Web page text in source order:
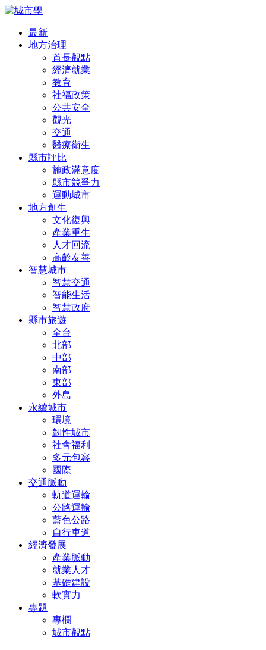
最新
地方治理
首長觀點
經濟就業
教育
社福政策
公共安全
觀光
交通
醫療衛生
縣市評比
施政滿意度
縣市競爭力
運動城市
地方創生
文化復興
產業重生
人才回流
高齡友善
智慧城市
智慧交通
智能生活
智慧政府
縣市旅遊
全台
北部
中部
南部
東部
外島
永續城市
環境
韌性城市
社會福利
多元包容
國際
交通脈動
軌道運輸
公路運輸
藍色公路
自行車道
經濟發展
產業脈動
就業人才
基礎建設
軟實力
專題
專欄
城市觀點